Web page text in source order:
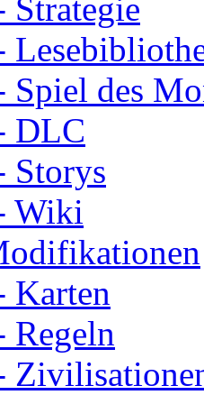
Strategie
Spiel des
DLC
Storys
Wiki
Karten
Regeln